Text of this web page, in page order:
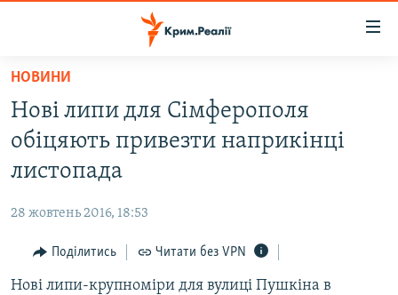
Перейти
основного
матеріалу
до
основної
Перейти
ВОДА.КРИМ
БЛОГИ
ПОГЛЯД
ІНТЕРВ'Ю
НОВИНИ
Нові липи для Сімферополя
обіцяють привезти наприкінці
листопада
28 жовтень 2016, 18:53
Поділитись Читати без VPN
Нові липи-крупноміри для вулиці Пушкіна в